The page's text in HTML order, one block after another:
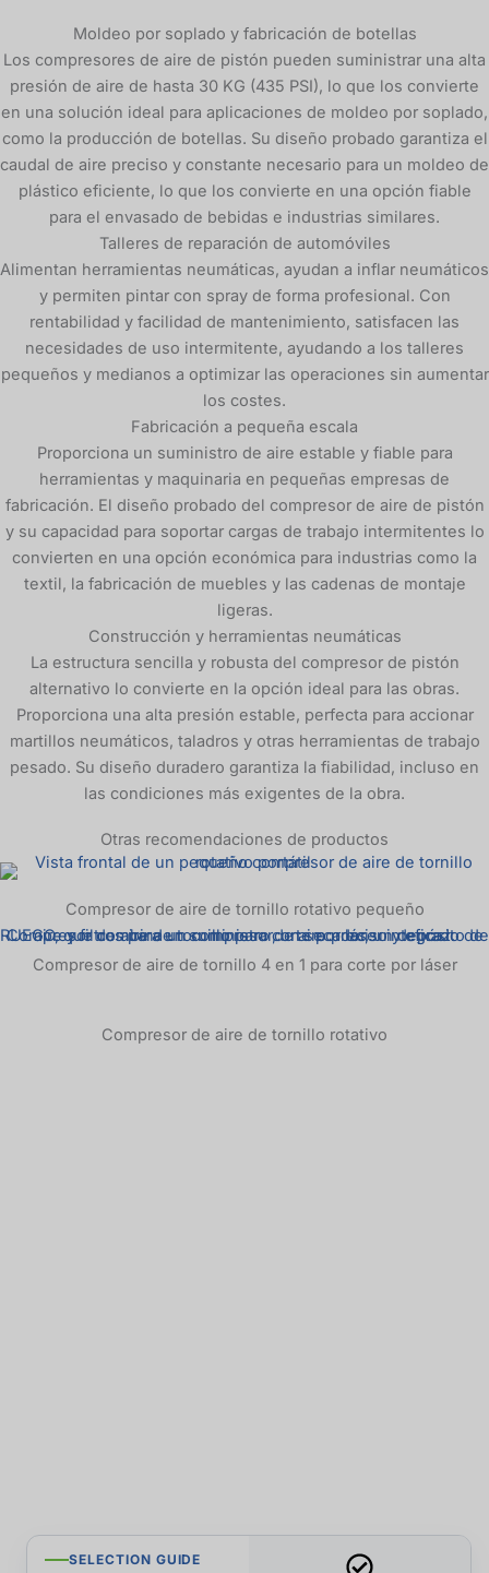
Moldeo por soplado y fabricación de botellas
Los compresores de aire de pistón pueden suministrar una alta
presión de aire de hasta 30 KG (435 PSI), lo que los convierte
en una solución ideal para aplicaciones de moldeo por soplado,
como la producción de botellas. Su diseño probado garantiza el
caudal de aire preciso y constante necesario para un moldeo de
plástico eficiente, lo que los convierte en una opción fiable
para el envasado de bebidas e industrias similares.
Talleres de reparación de automóviles
Alimentan herramientas neumáticas, ayudan a inflar neumáticos
y permiten pintar con spray de forma profesional. Con
rentabilidad y facilidad de mantenimiento, satisfacen las
necesidades de uso intermitente, ayudando a los talleres
pequeños y medianos a optimizar las operaciones sin aumentar
los costes.
Fabricación a pequeña escala
Proporciona un suministro de aire estable y fiable para
herramientas y maquinaria en pequeñas empresas de
fabricación. El diseño probado del compresor de aire de pistón
y su capacidad para soportar cargas de trabajo intermitentes lo
convierten en una opción económica para industrias como la
textil, la fabricación de muebles y las cadenas de montaje
ligeras.
Construcción y herramientas neumáticas
La estructura sencilla y robusta del compresor de pistón
alternativo lo convierte en la opción ideal para las obras.
Proporciona una alta presión estable, perfecta para accionar
martillos neumáticos, taladros y otras herramientas de trabajo
pesado. Su diseño duradero garantiza la fiabilidad, incluso en
las condiciones más exigentes de la obra.
Otras recomendaciones de productos
Compresor de aire de tornillo rotativo pequeño
Compresor de aire de tornillo 4 en 1 para corte por láser
Compresor de aire de tornillo rotativo
SELECTION GUIDE